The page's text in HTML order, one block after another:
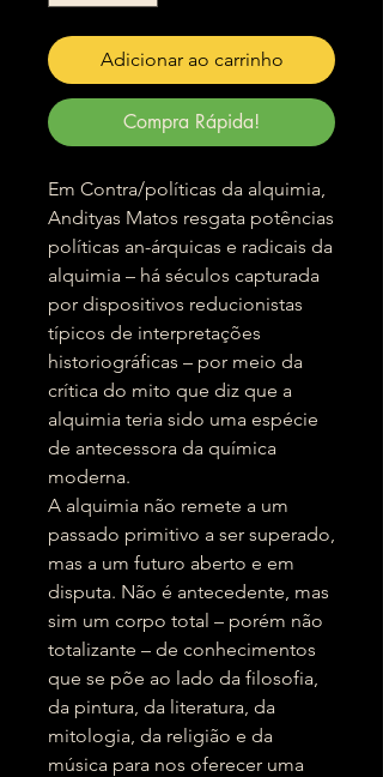
Adicionar ao carrinho
Compra Rápida!
Em Contra/políticas da alquimia,
Andityas Matos resgata potências
políticas an-árquicas e radicais da
alquimia – há séculos capturada
por dispositivos reducionistas
típicos de interpretações
historiográficas – por meio da
crítica do mito que diz que a
alquimia teria sido uma espécie
de antecessora da química
moderna.
A alquimia não remete a um
passado primitivo a ser superado,
mas a um futuro aberto e em
disputa. Não é antecedente, mas
sim um corpo total – porém não
totalizante – de conhecimentos
que se põe ao lado da filosofia,
da pintura, da literatura, da
mitologia, da religião e da
música para nos oferecer uma